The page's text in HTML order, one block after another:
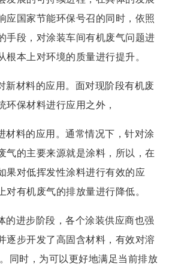
应国家节能环保号召的同时，依照
手段，对涂装车间有机废气问题进
本上对环境的质量进行提升。
新材料的应用。面对现阶段有机废
保材料进行应用之外，
材料的应用。通常情况下，针对涂
气的主要来源就是涂料，所以，在
果对低挥发性涂料进行有效的应
有机废气的排放量进行降低。
的进步阶段，各个涂装供应商也强
逐步开发了高固含材料，有效对溶
同时，为可以更好地满足当前排放